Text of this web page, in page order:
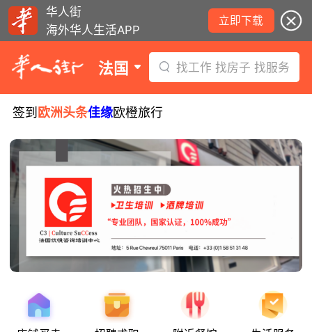
华人街
海外华人生活APP
立即下载
法国 找工作 找房子 找服务
签到 欧洲头条佳缘欧橙旅行